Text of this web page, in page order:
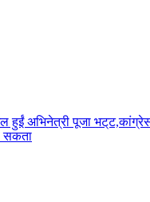
हुईं अभिनेत्री पूजा
सकता